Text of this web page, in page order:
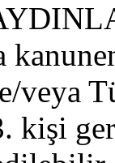
veya
kişi